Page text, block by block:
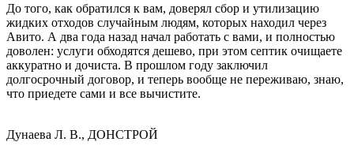
До того, как обратился к вам, доверял сбор и утилизацию
жидких отходов случайным людям, которых находил через
Авито. А два года назад начал работать с вами, и полностью
доволен: услуги обходятся дешево, при этом септик очищаете
аккуратно и дочиста. В прошлом году заключил
долгосрочный договор, и теперь вообще не переживаю, знаю,
что приедете сами и все вычистите.
Дунаева Л. В., ДОНСТРОЙ